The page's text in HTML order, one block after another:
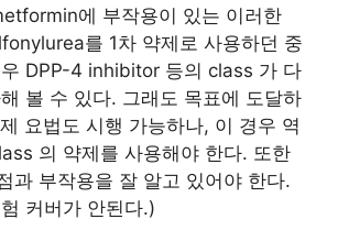
에 부작용이 있는 이러한
를 1차 약제로 사용하던 중
DPP-4 inhibitor 등의 class 가 다
볼 수 있다. 그래도 목표에 도달하
요법도 시행 가능하나, 이 경우 역
의 약제를 사용해야 한다. 또한
과 부작용을 잘 알고 있어야 한다.
커버가 안된다.)